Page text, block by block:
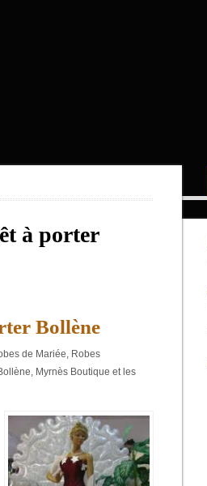
à porter
Bollène
de Mariée, Robes
, Myrnès Boutique et les